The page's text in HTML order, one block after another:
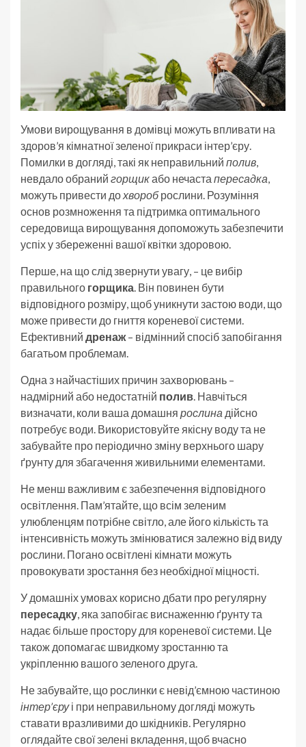
Умови вирощування в домівці можуть впливати на
здоров’я кімнатної зеленої прикраси інтер’єру.
Помилки в догляді, такі як неправильний полив,
невдало обраний горщикабо нечаста пересадка,
можуть привести дохвороброслини. Розуміння
основ розмноження та підтримка оптимального
середовища вирощування допоможуть забезпечити
успіх у збереженні вашої квітки здоровою.
Перше, на що слід звернути увагу, – це вибір
правильного горщика. Він повинен бути
відповідного розміру, щоб уникнути застою води, що
може привести до гниття кореневої системи.
Ефективний дренаж– відмінний спосіб запобігання
багатьом проблемам.
Одна з найчастіших причин захворювань –
надмірний або недостатній полив. Навчіться
визначати, коли ваша домашня рослина дійсно
потребує води. Використовуйте якісну воду та не
забувайте про періодично зміну верхнього шару
ґрунту для збагачення живильними елементами.
Не менш важливим є забезпечення відповідного
освітлення. Пам’ятайте, що всім зеленим
улюбленцям потрібне світло, але його кількість та
інтенсивність можуть змінюватися залежно від виду
рослини. Погано освітлені кімнати можуть
провокувати зростання без необхідної міцності.
У домашніх умовах корисно дбати про регулярну
пересадку, яка запобігає виснаженню ґрунту та
надає більше простору для кореневої системи. Це
також допомагає швидкому зростанню та
укріпленню вашого зеленого друга.
Не забувайте, що рослинки є невід’ємною частиною
інтер’єруі при неправильному догляді можуть
ставати вразливими до шкідників. Регулярно
оглядайте свої зелені вкладення, щоб вчасно